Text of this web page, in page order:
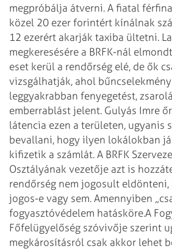
megpróbálja átverni. A fiatal
közel 20 ezer forintért kínálnak
12 ezerért akarják taxiba ültetni.
megkeresésére a BRFK-nál
eset kerül a rendőrség elé, de ők
vizsgálhatják, ahol
leggyakrabban fenyegetést,
emberrablást jelent. Gulyás Imre
látencia ezen a területen, ugyanis
bevallani, hogy ilyen lokálokban
kifizetik a számlát. A BRFK
Osztályának vezetője azt is
rendőrség nem jogosult eldönteni,
jogos-e vagy sem. Amennyiben
fogyasztóvédelem hatásköre.A
Főfelügyelőség szóvivője szerint
megkárosításról csak akkor lehet